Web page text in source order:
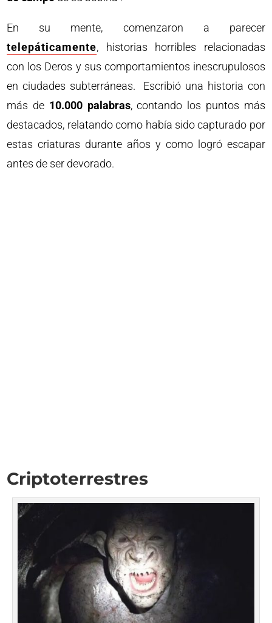
En su mente, comenzaron a parecer
telepáticamente, historias horribles relacionadas
con los Deros y sus comportamientos inescrupulosos
en ciudades subterráneas. Escribió una historia con
más de 10.000 palabras, contando los puntos más
destacados, relatando como había sido capturado por
estas criaturas durante años y como logró escapar
antes de ser devorado.
Criptoterrestres